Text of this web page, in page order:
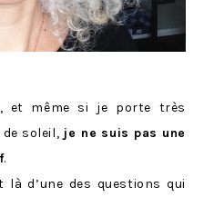
et même si je porte très
soleil, je ne suis pas une
.
là d’une des questions qui